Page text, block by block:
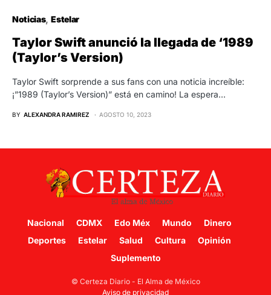
Noticias Estelar
Taylor Swift anunció la llegada de ‘1989
(Taylor’s Version)
Taylor Swift sorprende a sus fans con una noticia increíble:
¡”1989 (Taylor’s Version)” está en camino! La espera…
BY ALEXANDRA RAMIREZ AGOSTO 10, 2023
Nacional CDMX Edo Méx Mundo
Dinero
Deportes
Estelar Salud Cultura
Opinión
Suplemento
© Certeza Diario - El Alma de México
Aviso de privacidad